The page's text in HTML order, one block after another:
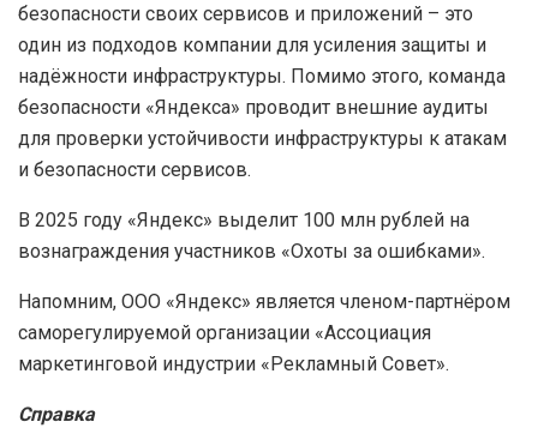
безопасности своих сервисов и приложений – это
один из подходов компании для усиления защиты и
надёжности инфраструктуры. Помимо этого, команда
безопасности «Яндекса» проводит внешние аудиты
для проверки устойчивости инфраструктуры к атакам
и безопасности сервисов.
В 2025 году «Яндекс» выделит 100 млн рублей на
вознаграждения участников «Охоты за ошибками».
Напомним, ООО «Яндекс» является членом-партнёром
саморегулируемой организации «Ассоциация
маркетинговой индустрии «Рекламный Совет».
Справка